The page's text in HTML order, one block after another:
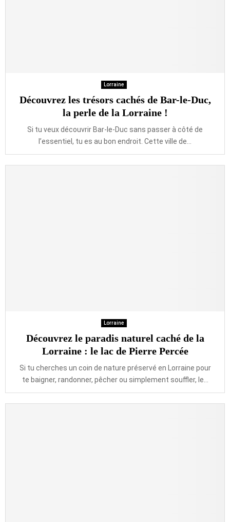
Lorraine
Découvrez les trésors cachés de Bar-le-Duc,
la perle de la Lorraine !
Si tu veux découvrir Bar-le-Duc sans passer à côté de
l’essentiel, tu es au bon endroit. Cette ville de...
Lorraine
Découvrez le paradis naturel caché de la
Lorraine : le lac de Pierre Percée
Si tu cherches un coin de nature préservé en Lorraine pour
te baigner, randonner, pêcher ou simplement souffler, le...